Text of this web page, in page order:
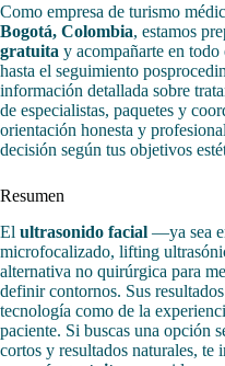
Como empresa de turismo
Bogotá, Colombia, estamos
gratuita y acompañarte en
hasta el seguimiento
información detallada sobre
de especialistas, paquetes y
orientación honesta y
decisión según tus objetivos
Resumen
El ultrasonido facial —ya sea
microfocalizado, lifting
alternativa no quirúrgica para
definir contornos. Sus
tecnología como de la
paciente. Si buscas una opción
cortos y resultados naturales, te